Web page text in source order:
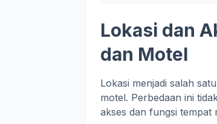
Lokasi dan
dan Motel
Lokasi menjadi salah
motel. Perbedaan ini
akses dan fungsi tempat